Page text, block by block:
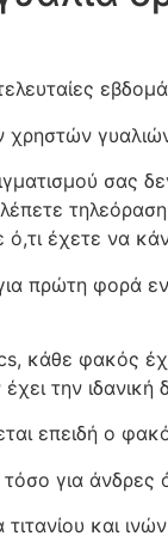
χρηστών
σας
έχετε να
πρώτη φορά
κάθε φακός
την ιδανική
επειδή ο
για άνδρες
και